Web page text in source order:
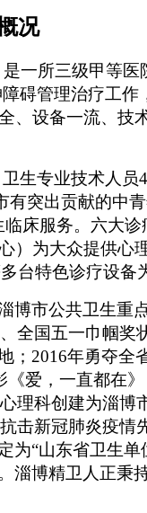
况
是一所三级甲等
碍管理治疗工
设备一流、
生专业技术人
突出贡献的中
床服务。六大
为大众提供心
特色诊疗设备
博市公共卫生重
全国五一巾帼
2016年勇夺
爱，一直都在
理科创建为淄
新冠肺炎疫情
“山东省卫生单
淄博精卫人正